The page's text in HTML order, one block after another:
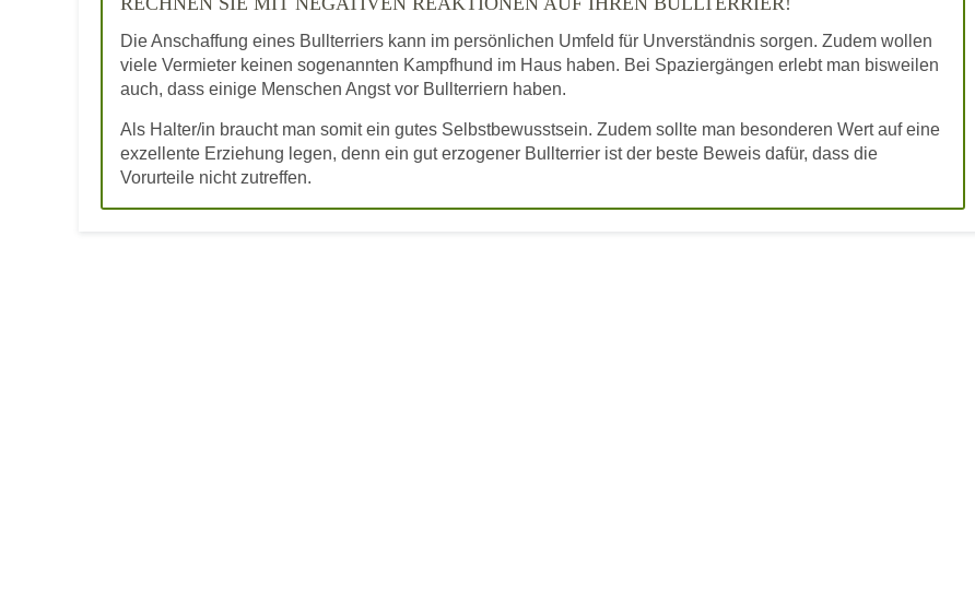
Die Anschaffung eines Bullterriers kann im persönlichen Umfeld für Unverständnis sorgen. Zudem wollen
viele Vermieter keinen sogenannten Kampfhund im Haus haben. Bei Spaziergängen erlebt man bisweilen
auch, dass einige Menschen Angst vor Bullterriern haben.
Als Halter/in braucht man somit ein gutes Selbstbewusstsein. Zudem sollte man besonderen Wert auf eine
exzellente Erziehung legen, denn ein gut erzogener Bullterrier ist der beste Beweis dafür, dass die
Vorurteile nicht zutreffen.